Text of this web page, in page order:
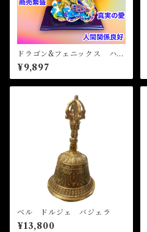
ドラゴン&フェニックス ハピ
ネス
¥9,897
ベル ドルジェ バジェラ
¥13,800